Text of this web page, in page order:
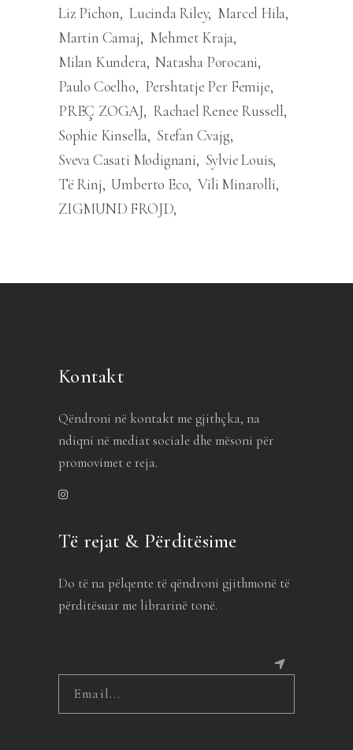
Liz Pichon Lucinda Riley Marcel Hila
Martin Camaj
Mehmet Kraja
Milan Kundera Natasha Porocani
Paulo Coelho
Pershtatje Per Femije
PREÇ ZOGAJ
Rachael Renee Russell
Sophie Kinsella Stefan Cvajg
Sveva Casati Modignani
Sylvie Louis
Të Rinj Umberto Eco Vili Minarolli
ZIGMUND FROJD
Kontakt
Qëndroni në kontakt me gjithçka, na
ndiqni në mediat sociale dhe mësoni për
promovimet e reja.
Të rejat & Përditësime
Do të na pëlqente të qëndroni gjithmonë të
përditësuar me librarinë tonë.